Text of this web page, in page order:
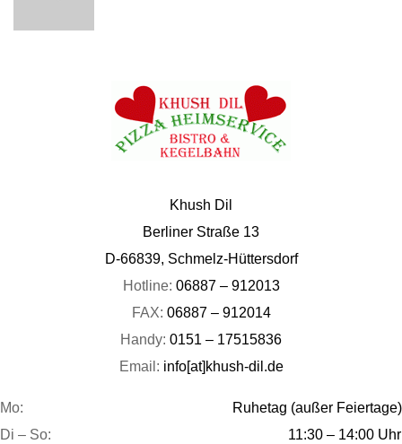
Khush Dil
Berliner Straße 13
D-66839, Schmelz-Hüttersdorf
Hotline: 06887 – 912013
FAX: 06887 – 912014
Handy: 0151 – 17515836
Email: info[at]khush-dil.de
Mo:
Ruhetag (außer Feiertage)
Di – So:
11:30 – 14:00 Uhr